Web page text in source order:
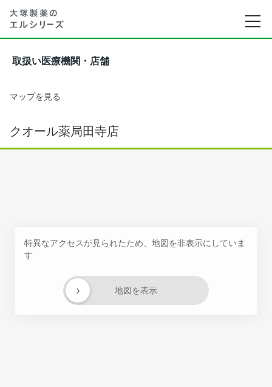
取扱い医療機関・店舗
マップを見る
クオール薬局田寺店
特異なアクセスが見られたため、地図を非表示にしていま
す
地図を表示
›